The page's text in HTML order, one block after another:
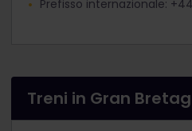
Prefisso internazionale: +44
Treni in Gran